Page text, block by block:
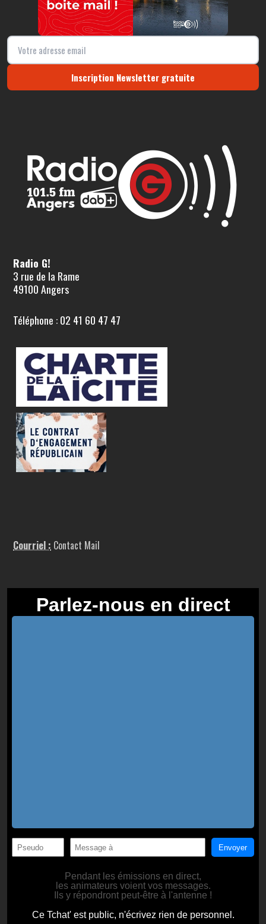
Inscription Newsletter gratuite
Radio G!
3 rue de la Rame
49100 Angers
Téléphone : 02 41 60 47 47
Courriel : Contact Mail